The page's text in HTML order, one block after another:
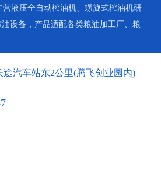
液压全自动榨油机、螺旋式榨油机研
设备，产品适配各类粮油加工厂、粮
汽车站东2公里(腾飞创业园内)